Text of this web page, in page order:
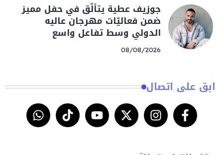
جوزيف عطية يتألّق في حفل مميز
ضمن فعاليّات مهرجان عاليه
الدولي وسط تفاعل واسع
08/08/2026
ابق على اتصال